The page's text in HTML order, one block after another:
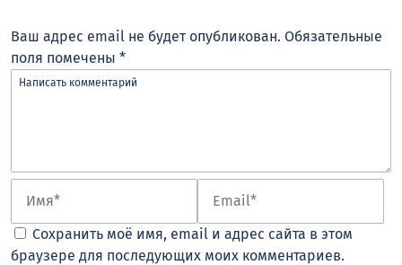
Ваш адрес email не будет опубликован. Обязательные
поля помечены *
Сохранить моё имя, email и адрес сайта в этом
браузере для последующих моих комментариев.